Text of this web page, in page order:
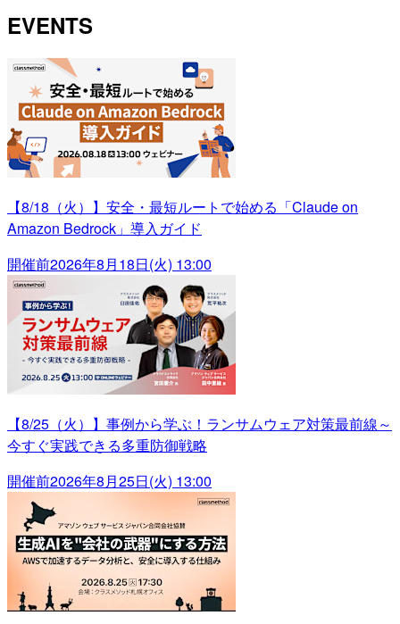
EVENTS
【8/18（火）】安全・最短ルートで始める「Claude on
Amazon Bedrock」導入ガイド
開催前2026年8月18日(火) 13:00
【8/25（火）】事例から学ぶ！ランサムウェア対策最前線～
今すぐ実践できる多重防御戦略
開催前2026年8月25日(火) 13:00